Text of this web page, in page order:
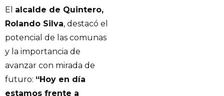
El alcalde de Quintero,
Rolando Silva, destacó el
potencial de las comunas
y la importancia de
avanzar con mirada de
futuro: “Hoy en día
estamos frente a